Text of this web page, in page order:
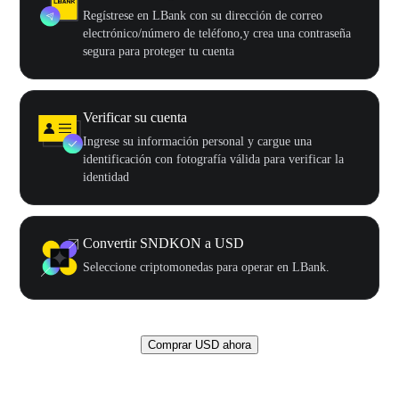
Regístrese en LBank con su dirección de correo
electrónico/número de teléfono,y crea una contraseña
segura para proteger tu cuenta
Verificar su cuenta
Ingrese su información personal y cargue una
identificación con fotografía válida para verificar la
identidad
Convertir SNDKON a USD
Seleccione criptomonedas para operar en LBank.
Comprar USD ahora